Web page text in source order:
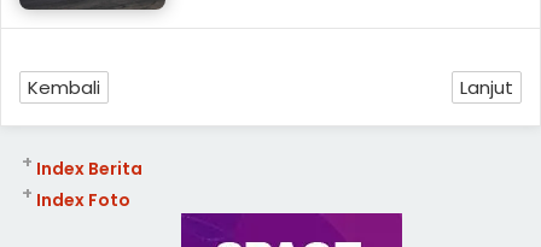
Kembali Lanjut
Index Berita
+
Index Foto
+